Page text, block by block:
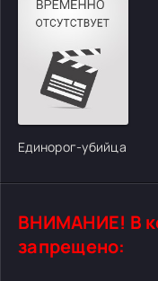
Единорог-убийца
ВНИМАНИЕ! В
запрещено: